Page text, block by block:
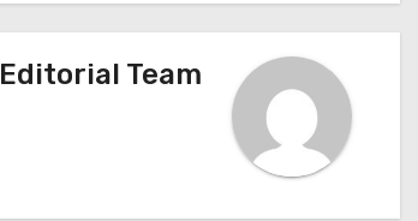
المقالات
Editorial Team